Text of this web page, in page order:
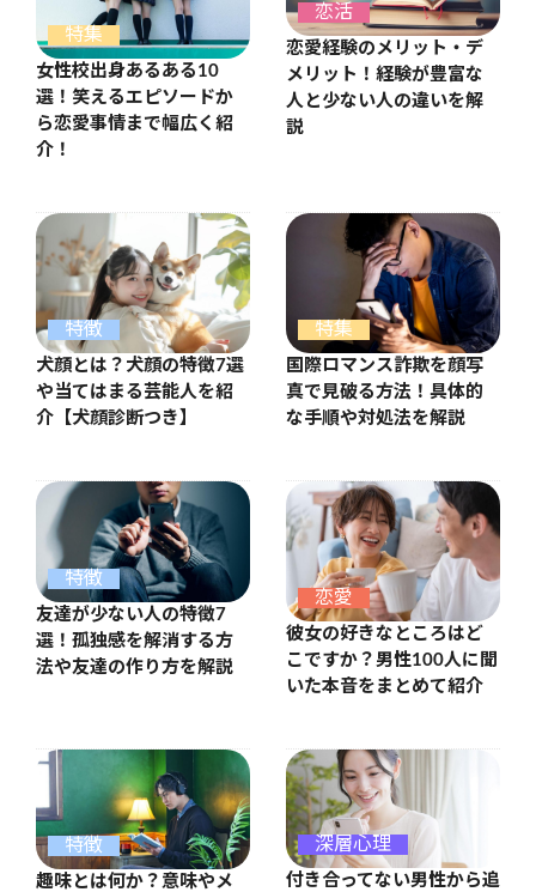
特集
女性校出身あるある10
選！笑えるエピソードか
ら恋愛事情まで幅広く紹
介！
恋活
恋愛経験のメリット・デ
メリット！経験が豊富な
人と少ない人の違いを解
説
特徴
犬顔とは？犬顔の特徴7選
や当てはまる芸能人を紹
介【犬顔診断つき】
特集
国際ロマンス詐欺を顔写
真で見破る方法！具体的
な手順や対処法を解説
特徴
友達が少ない人の特徴7
選！孤独感を解消する方
法や友達の作り方を解説
恋愛
彼女の好きなところはど
こですか？男性100人に聞
いた本音をまとめて紹介
特徴
趣味とは何か？意味やメ
深層心理
付き合ってない男性から追